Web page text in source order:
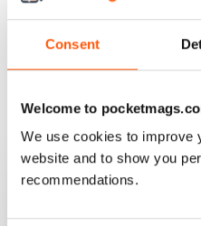
Consent
Welcome to
We use cookies to improve
website and to show you
recommendations.